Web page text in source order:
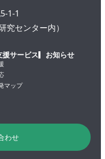
1-1
究センター内）
援サービス
マップ
お知らせ
わせ